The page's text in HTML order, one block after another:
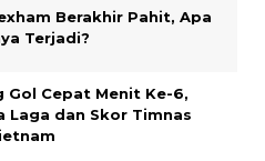
Berakhir Pahit, Apa
Terjadi?
Gol Cepat Menit Ke-6,
Laga dan Skor Timnas